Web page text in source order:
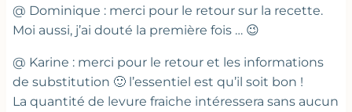
@ Dominique : merci pour le retour sur la recette.
Moi aussi, j’ai douté la première fois … 😉
@ Karine : merci pour le retour et les informations
de substitution 🙂 l’essentiel est qu’il soit bon !
La quantité de levure fraiche intéressera sans aucun